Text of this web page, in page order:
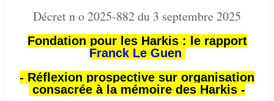
Décret n o 2025-882 du 3 septembre 2025
Fondation pour les Harkis : le rapport
Franck Le Guen
- Réflexion prospective sur organisation
consacrée à la mémoire des Harkis -